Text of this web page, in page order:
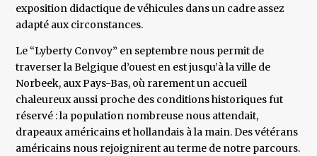
exposition didactique de véhicules dans un cadre assez
adapté aux circonstances.
Le “Lyberty Convoy” en septembre nous permit de
traverser la Belgique d’ouest en est jusqu’à la ville de
Norbeek, aux Pays-Bas, où rarement un accueil
chaleureux aussi proche des conditions historiques fut
réservé : la population nombreuse nous attendait,
drapeaux américains et hollandais à la main. Des vétérans
américains nous rejoignirent au terme de notre parcours.